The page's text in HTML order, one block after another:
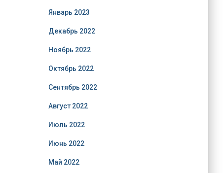
Январь 2023
Декабрь 2022
Ноябрь 2022
Октябрь 2022
Сентябрь 2022
Август 2022
Июль 2022
Июнь 2022
Май 2022